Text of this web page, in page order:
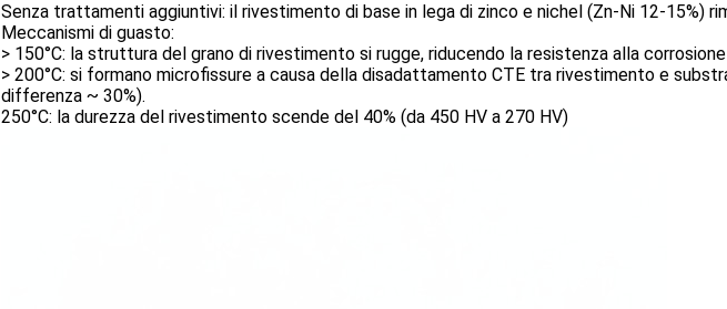
Senza trattamenti aggiuntivi: il rivestimento di base in lega di zinco e nichel (Zn-Ni 12-15%)
Meccanismi di guasto:
> 150°C: la struttura del grano di rivestimento si rugge, riducendo la resistenza alla corrosione
> 200°C: si formano microfissure a causa della disadattamento CTE tra rivestimento e
differenza ~ 30%).
250°C: la durezza del rivestimento scende del 40% (da 450 HV a 270 HV)